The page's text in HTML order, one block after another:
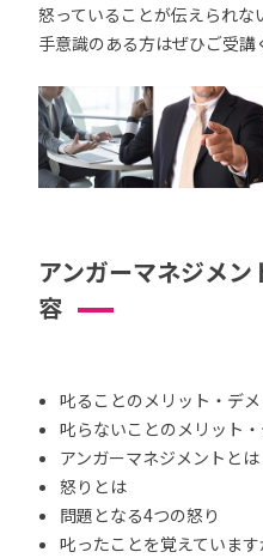
怒っていることが伝えられ
手意識のある方はぜひご受講
アンガーマネジメ
容
叱ることのメリット・デ
叱らないことのメリット
アンガーマネジメントとは
怒りとは
問題となる4つの怒り
叱ったことを覚えています